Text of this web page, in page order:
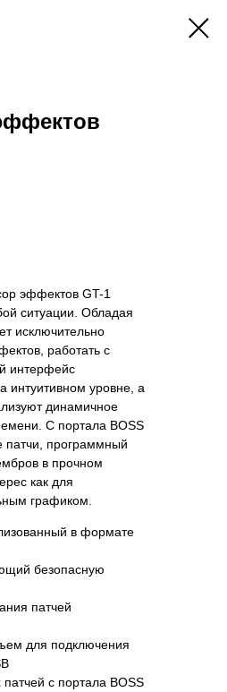
эффектов GT-1
ситуации. Обладая
исключительно
работать с
интерфейс
интуитивном уровне, а
динамичное
С портала BOSS
патчи, программный
в прочном
как для
графиком.
в формате
безопасную
патчей
для подключения
с портала BOSS